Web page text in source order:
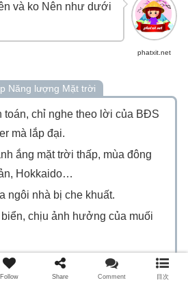
phatxit.net
và ko Nên như dưới
Năng lượng Mặt trời
toán, chỉ nghe theo lời của BĐS
mà lắp đại.
ắng mặt trời thấp, mùa đông
Hokkaido…
ngôi nhà bị che khuất.
chịu ảnh hưởng của muối
Follow Share Comment 目次